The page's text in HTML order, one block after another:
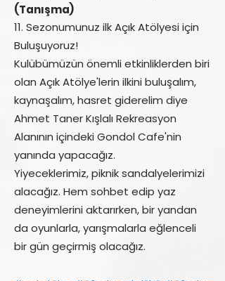
(Tanışma)
11. Sezonumunuz ilk Açık Atölyesi için
Buluşuyoruz!
Kulübümüzün önemli etkinliklerden biri
olan Açık Atölye'lerin ilkini buluşalım,
kaynaşalım, hasret giderelim diye
Ahmet Taner Kışlalı Rekreasyon
Alanının içindeki Gondol Cafe'nin
yanında yapacağız.
Yiyeceklerimiz, piknik sandalyelerimizi
alacağız. Hem sohbet edip yaz
deneyimlerini aktarırken, bir yandan
da oyunlarla, yarışmalarla eğlenceli
bir gün geçirmiş olacağız.